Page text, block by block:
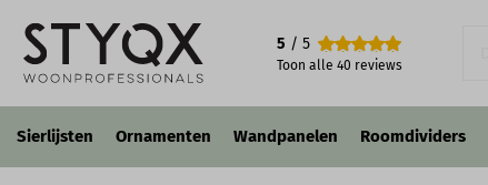
5 / 5
Toon alle 40 reviews
Sierlijsten Ornamenten Wandpanelen Roomdividers
Orac rozet R08
€ 63,60 € 54,06 incl. BTW